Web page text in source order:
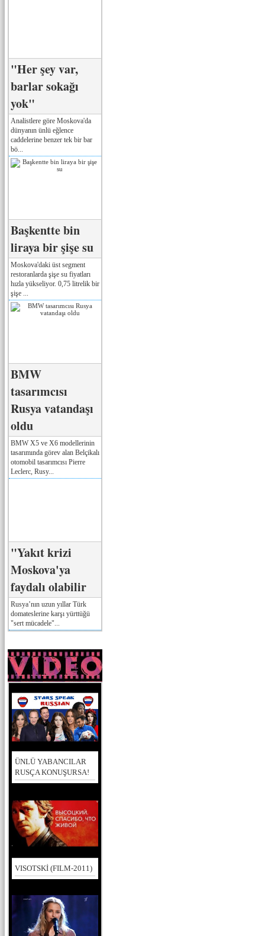
"Her şey var,
barlar sokağı
yok"
Analistlere göre Moskova'da
dünyanın ünlü eğlence
caddelerine benzer tek bir bar
bö...
Başkentte bin
liraya bir şişe su
Moskova'daki üst segment
restoranlarda şişe su fiyatları
hızla yükseliyor. 0,75 litrelik bir
şişe ...
BMW
tasarımcısı
Rusya vatandaşı
oldu
BMW X5 ve X6 modellerinin
tasarımında görev alan Belçikalı
otomobil tasarımcısı Pierre
Leclerc, Rusy...
"Yakıt krizi
Moskova'ya
faydalı olabilir
Rusya’nın uzun yıllar Türk
domateslerine karşı yürttüğü
"sert mücadele"...
ÜNLÜ YABANCILAR
RUSÇA KONUŞURSA!
VISOTSKİ (FILM-2011)